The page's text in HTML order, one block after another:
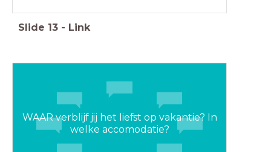
Slide 13 - Link
WAAR verblijf jij het liefst op vakantie? In
welke accomodatie?